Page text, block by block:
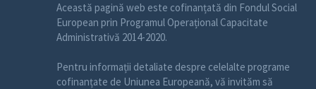
Această pagină web este cofinanțată din Fondul Social
European prin Programul Operațional Capacitate
Administrativă 2014-2020.
Pentru informații detaliate despre celelalte programe
cofinanțate de Uniunea Europeană, vă invităm să